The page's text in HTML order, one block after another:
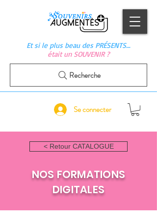
Et si le plus beau des PRÉSENTS…
était un SOUVENIR ?
Se connecter
Recherche
< Retour CATALOGUE
NOS FORMATIONS
DIGITALES